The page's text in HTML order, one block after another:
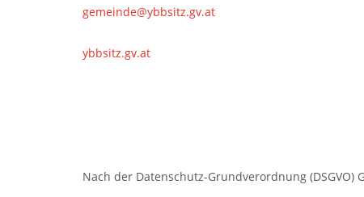
gemeinde@ybbsitz.gv.at
ybbsitz.gv.at
Nach der Datenschutz-Grundverordnung (DSGVO)